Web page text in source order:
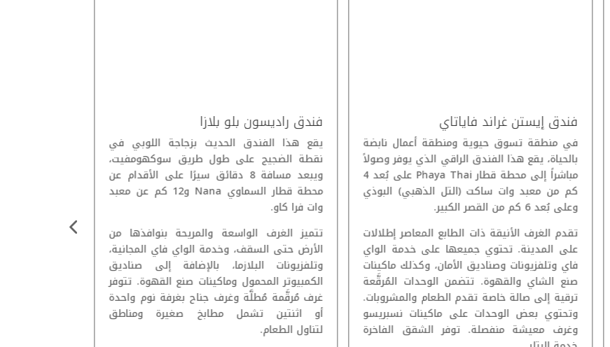
فندق راديسون بلو بلازا
يقع هذا الفندق الحديث بزجاجة اللوبي في
نقطة الضجيج على طول طريق سوكهومفيت،
ويبعد مسافة 8 دقائق سيرًا على الأقدام عن
محطة قطار السماوي Nana و12 كم عن معبد
وات فرا كاو.
تتميز الغرف الواسعة والمريحة بنوافذها من
الأرض حتى السقف، وخدمة الواي فاي المجانية،
وتلفزيونات البلازما، بالإضافة إلى صناديق
الكمبيوتر المحمول وماكينات صنع القهوة. تتوفر
غرف مُرقَّمة مُطلَّة وغرف جناح بغرفة نوم واحدة
أو اثنتين تشمل مطابخ صغيرة ومناطق
لتناول الطعام.
فندق إيستن غراند فاياتاي
في منطقة تسوق حيوية ومنطقة أعمال نابضة
بالحياة، يقع هذا الفندق الراقي الذي يوفر وصولاً
مباشراً إلى محطة قطار Phaya Thai على بُعد 4
كم من معبد وات ساكت (التل الذهبي) البوذي
وعلى بُعد 6 كم من القصر الكبير.
تقدم الغرف الأنيقة ذات الطابع المعاصر إطلالات
على المدينة. تحتوي جميعها على خدمة الواي
فاي وتلفزيونات وصناديق الأمان، وكذلك ماكينات
صنع الشاي والقهوة. تتضمن الوحدات المُرقَّعة
ترقية إلى صالة خاصة تقدم الطعام والمشروبات.
وتحتوي بعض الوحدات على ماكينات نسبريسو
وغرف معيشة منفصلة. توفر الشقق الفاخرة